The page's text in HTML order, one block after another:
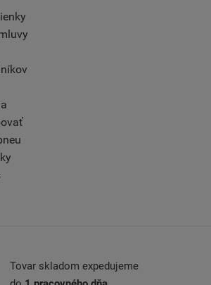
Tovar skladom expedujeme